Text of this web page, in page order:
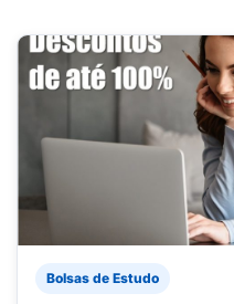
Bolsas de Estudo